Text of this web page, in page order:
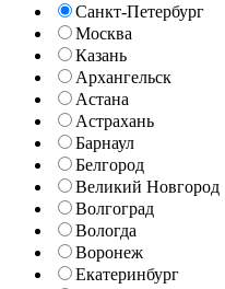
Санкт-Петербург
Москва
Казань
Архангельск
Астана
Астрахань
Барнаул
Белгород
Великий Новгород
Волгоград
Вологда
Воронеж
Екатеринбург